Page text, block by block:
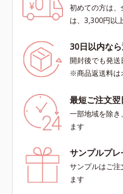
初めての方は
は、3,300円以
30日以内な
開封後でも発
※商品返送料は
最短ご注文
一部地域を除
ます
サンプルプレ
サンプルはご
ます